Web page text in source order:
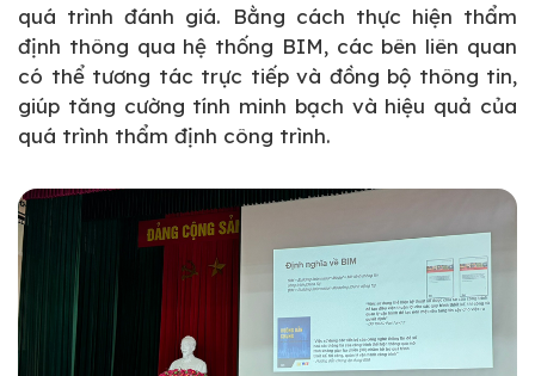
quá trình đánh giá. Bằng cách thực hiện thẩm
định thông qua hệ thống BIM, các bên liên quan
có thể tương tác trực tiếp và đồng bộ thông tin,
giúp tăng cường tính minh bạch và hiệu quả của
quá trình thẩm định công trình.